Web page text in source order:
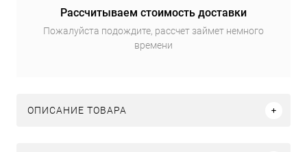
Рассчитываем стоимость доставки
Пожалуйста подождите, рассчет займет немного
времени
ОПИСАНИЕ ТОВАРА